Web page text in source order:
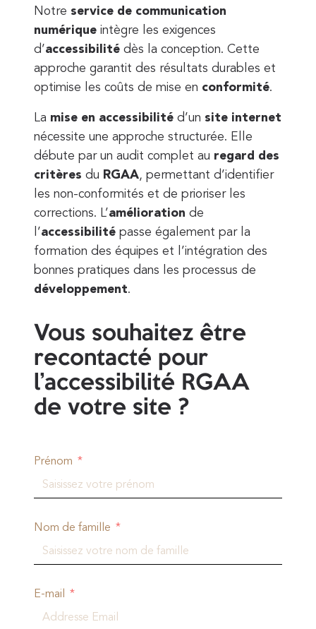
Notre service de communication
numérique intègre les exigences
d’accessibilité dès la conception. Cette
approche garantit des résultats durables et
optimise les coûts de mise en conformité.
La mise en accessibilité d’un site internet
nécessite une approche structurée. Elle
débute par un audit complet au regard des
critères du RGAA, permettant d’identifier
les non-conformités et de prioriser les
corrections. L’amélioration de
l’accessibilité passe également par la
formation des équipes et l’intégration des
bonnes pratiques dans les processus de
développement.
Vous souhaitez être
recontacté pour
l’accessibilité RGAA
de votre site ?
Prénom
Nom de famille
E-mail